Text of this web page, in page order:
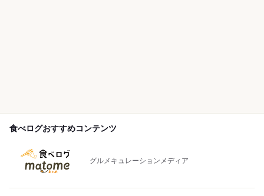
食べログおすすめコンテンツ
グルメキュレーションメディア